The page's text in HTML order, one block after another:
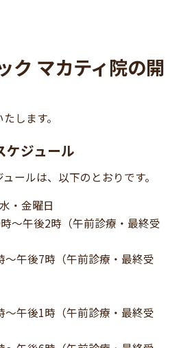
ク マカティ院の開
します。
ケジュール
ールは、以下のとおりです。
・金曜日
〜午後2時（午前診療・最終受
〜午後7時（午前診療・最終受
〜午後1時（午前診療・最終受